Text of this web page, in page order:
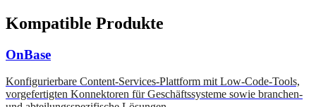
Kompatible Produkte
OnBase
Konfigurierbare Content-Services-Plattform mit Low-Code-Tools,
vorgefertigten Konnektoren für Geschäftssysteme sowie branchen-